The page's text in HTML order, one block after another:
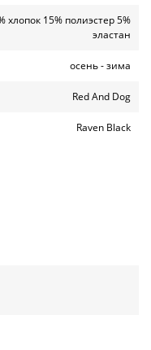
хлопок 15% полиэстер 5%
эластан
осень - зима
Red And Dog
Raven Black